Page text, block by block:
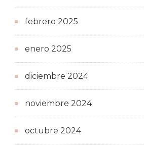
febrero 2025
enero 2025
diciembre 2024
noviembre 2024
octubre 2024